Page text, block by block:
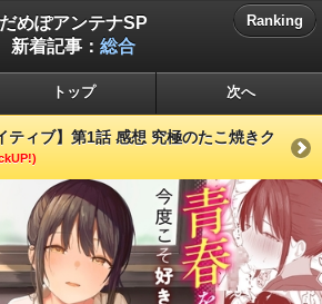
だめぽアンテナSP
新着記事： 総合
Ranking
トップ 次へ
ティブ】第1話 感想 究極のたこ焼きク